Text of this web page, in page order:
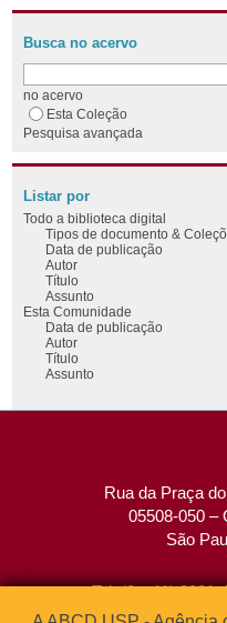
Busca no acervo
no acervo
Esta Coleção
Pesquisa avançada
Listar por
Todo a biblioteca digital
Tipos de documento &
Data de publicação
Autor
Título
Assunto
Esta Comunidade
Data de publicação
Autor
Título
Assunto
Rua da Praça
05508-050 –
São
Tel: (0xx11)
Fax: